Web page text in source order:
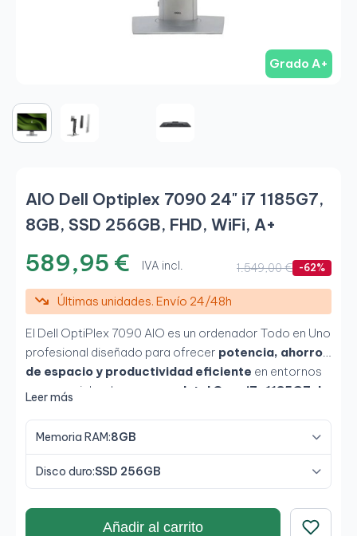
Grado A+
AIO Dell Optiplex 7090 24" i7 1185G7,
8GB, SSD 256GB, FHD, WiFi, A+
589,95 € IVA incl. 1.549,00 € -62%
Últimas unidades. Envío 24/48h
El Dell OptiPlex 7090 AIO es un ordenador Todo en Uno
profesional diseñado para ofrecer potencia, ahorro
de espacio y productividad eficiente en entornos
empresariales. Incorpora un Intel Core i7-1185G7 de
de 256GB, proporcionando rapidez en tareas de
de 24 pulgadas ofrece una experiencia visual
cómoda y profesional para largas jornadas de trabajo.
Leer más
Memoria RAM:8GB
Disco duro:SSD 256GB
Añadir al carrito